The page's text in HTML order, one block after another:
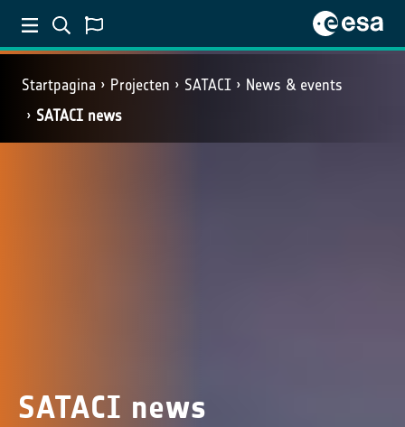
Startpagina Projecten SATACI
News & events
SATACI news
SATACI news